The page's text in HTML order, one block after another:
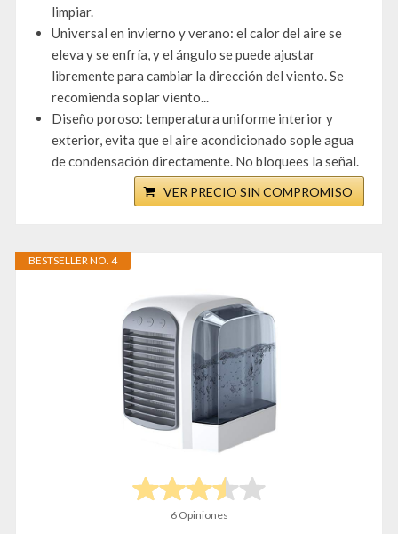
limpiar.
Universal en invierno y verano: el calor del aire se
eleva y se enfría, y el ángulo se puede ajustar
libremente para cambiar la dirección del viento. Se
recomienda soplar viento...
Diseño poroso: temperatura uniforme interior y
exterior, evita que el aire acondicionado sople agua
de condensación directamente. No bloquees la señal.
VER PRECIO SIN COMPROMISO
BESTSELLER NO. 4
6 Opiniones